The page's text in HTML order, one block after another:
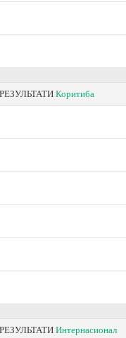
Коритиба
Интернасионал